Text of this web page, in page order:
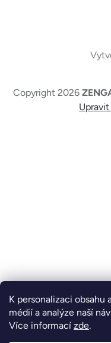
K personalizaci
médií a analýze naší
Více informací zde.
Copyright 2026